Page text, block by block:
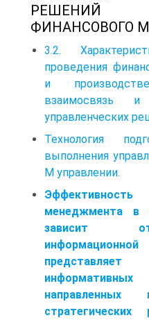
РЕШЕНИЙ
ФИНАНСОВОГО
3.2.
проведения
и
взаимосвязь
управленческих
Технология
выполнения
М управлении.
менеджмента в
зависит